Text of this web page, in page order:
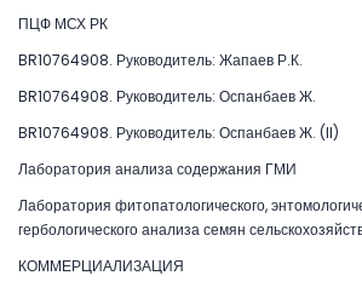
ПЦФ МСХ РК
BR10764908. Руководитель: Жапаев Р.К.
BR10764908. Руководитель: Оспанбаев Ж.
BR10764908. Руководитель: Оспанбаев Ж. (II)
Лаборатория анализа содержания ГМИ
Лаборатория фитопатологического,
гербологического анализа семян
КОММЕРЦИАЛИЗАЦИЯ